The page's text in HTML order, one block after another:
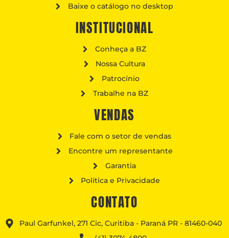
Baixe o catálogo no desktop
INSTITUCIONAL
Conheça a BZ
Nossa Cultura
Patrocínio
Trabalhe na BZ
VENDAS
Fale com o setor de vendas
Encontre um representante
Garantia
Política e Privacidade
CONTATO
Paul Garfunkel, 271 Cic, Curitiba - Paraná PR - 81460-040